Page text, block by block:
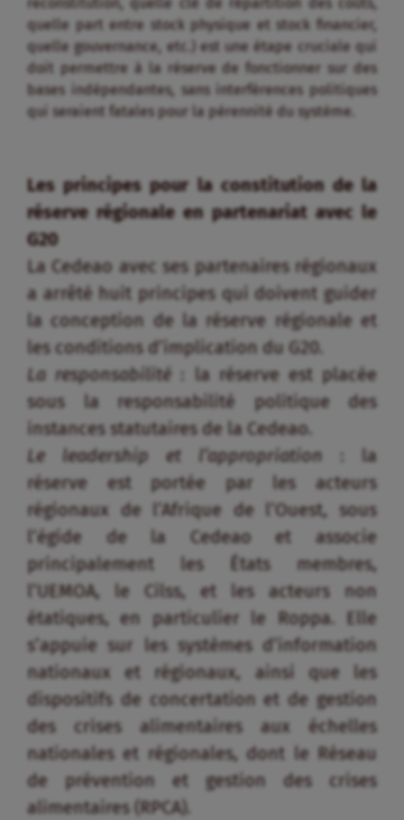
reconstitution, quelle clé de répartition des coûts,
quelle part entre stock physique et stock financier,
quelle gouvernance, etc.) est une étape cruciale qui
doit permettre à la réserve de fonctionner sur des
bases indépendantes, sans interférences politiques
qui seraient fatales pour la pérennité du système.
Les principes pour la constitution de la
réserve régionale en partenariat avec le
G20
La Cedeao avec ses partenaires régionaux
a arrêté huit principes qui doivent guider
la conception de la réserve régionale et
les conditions d’implication du G20.
La responsabilité : la réserve est placée
sous la responsabilité politique des
instances statutaires de la Cedeao.
Le leadership et l’appropriation : la
réserve est portée par les acteurs
régionaux de l’Afrique de l’Ouest, sous
l’égide de la Cedeao et associe
principalement les États membres,
l’UEMOA, le Cilss, et les acteurs non
étatiques, en particulier le Roppa. Elle
s’appuie sur les systèmes d’information
nationaux et régionaux, ainsi que les
dispositifs de concertation et de gestion
des crises alimentaires aux échelles
nationales et régionales, dont le Réseau
de prévention et gestion des crises
alimentaires (RPCA).